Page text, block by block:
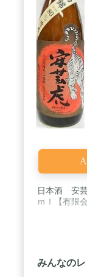
日本酒 安
ｍｌ【有限
みんなの